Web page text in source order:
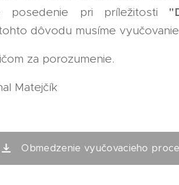
posedenie pri príležitosti
dôvodu musíme
za porozumenie.
Matejčík
Obmedzenie vyučovacieho